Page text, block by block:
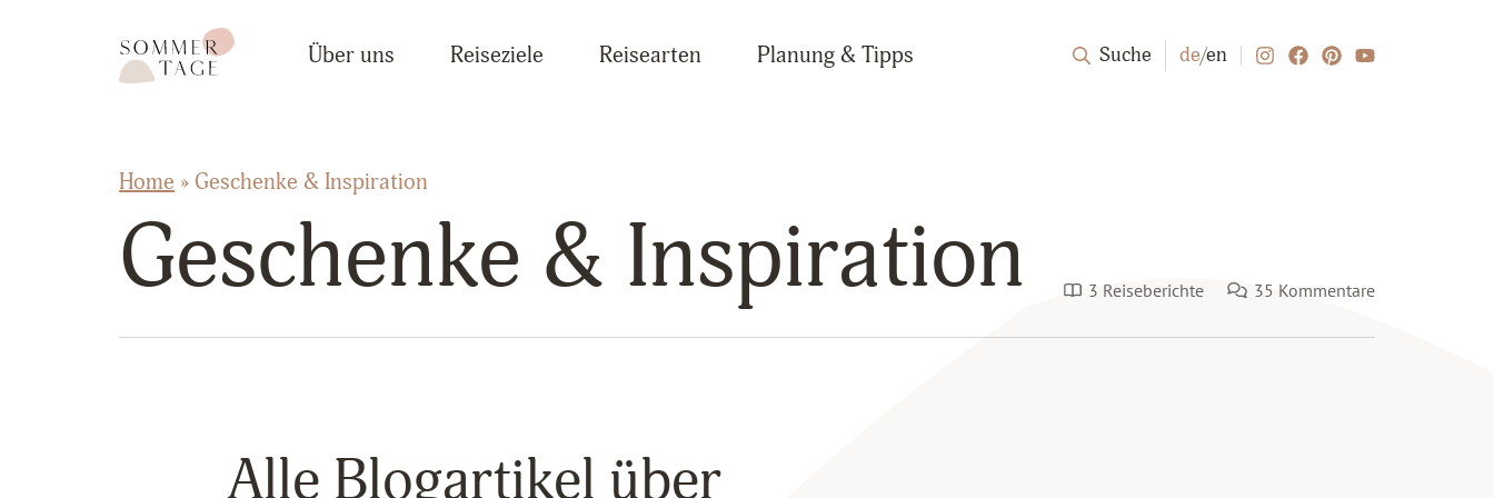
Sommertage - Der Reiseblog aus Österreich
Über uns Reiseziele Reisearten Planung & Tipps Suche de/en
Home » Geschenke & Inspiration
Geschenke & Inspiration 3 Reiseberichte 35 Kommentare
Alle Blogartikel über